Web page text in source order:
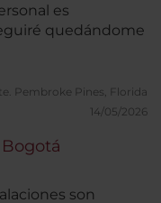
es
quedándome
Pembroke Pines, Florida
14/05/2026
son